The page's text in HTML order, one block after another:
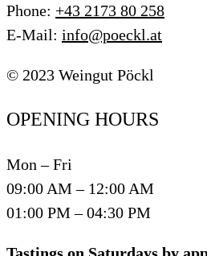
Phone: +43 2173 80 258
E-Mail: info@poeckl.at
© 2023 Weingut Pöckl
OPENING HOURS
Mon – Fri
09:00 AM – 12:00 AM
01:00 PM – 04:30 PM
Tastings on Saturdays by